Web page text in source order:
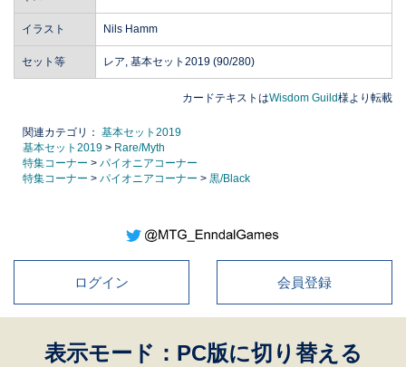
イラスト Nils Hamm
セット等 レア, 基本セット2019 (90/280)
カードテキストはWisdom Guild様より転載
関連カテゴリ： 基本セット2019
基本セット2019 > Rare/Myth
特集コーナー > パイオニアコーナー
特集コーナー > パイオニアコーナー > 黒/Black
ログイン 会員登録
表示モード：PC版に切り替える